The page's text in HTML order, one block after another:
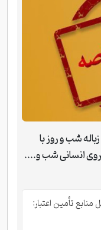
شب و روز با
انسانی شب و....
تأمین اعتبار: